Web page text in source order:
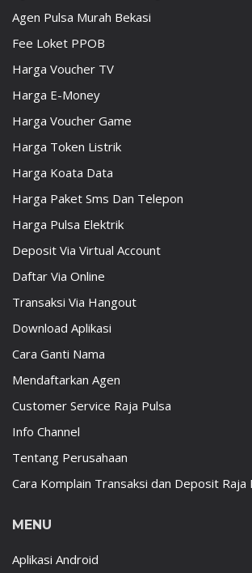
Agen Pulsa Murah Bekasi
Fee Loket PPOB
Harga Voucher TV
Harga E-Money
Harga Voucher Game
Harga Token Listrik
Harga Koata Data
Harga Paket Sms Dan Telepon
Harga Pulsa Elektrik
Deposit Via Virtual Account
Daftar Via Online
Transaksi Via Hangout
Download Aplikasi
Cara Ganti Nama
Mendaftarkan Agen
Customer Service Raja Pulsa
Info Channel
Tentang Perusahaan
Cara Komplain Transaksi dan Deposit Raja
MENU
Aplikasi Android